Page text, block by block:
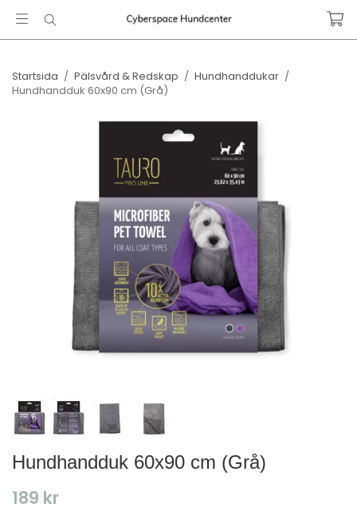
Startsida / Pälsvård & Redskap / Hundhanddukar /
Hundhandduk 60x90 cm (Grå)
Hundhandduk 60x90 cm (Grå)
189 kr